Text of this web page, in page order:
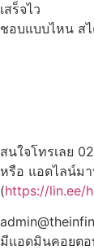
เสร็จไว
ชอบแบบไหน ส
สนใจโทรเลย
หรือ แอดไลน์ม
(https://lin.ee/
มีแอดมินคอยตอ